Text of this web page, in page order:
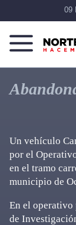
09
Norte
De
Más
que
Un vehículo
por el
en el tramo
municipio de
En el operativo
de